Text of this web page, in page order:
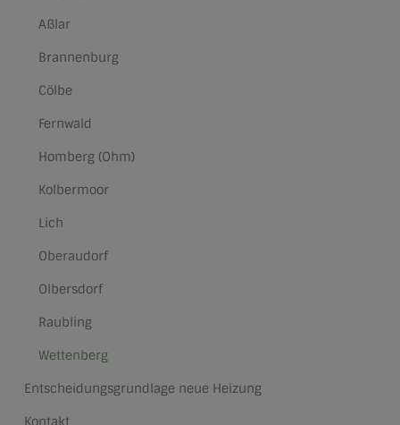
Aßlar
Brannenburg
Cölbe
Fernwald
Homberg (Ohm)
Kolbermoor
Lich
Oberaudorf
Olbersdorf
Raubling
Wettenberg
Entscheidungsgrundlage neue Heizung
Kontakt